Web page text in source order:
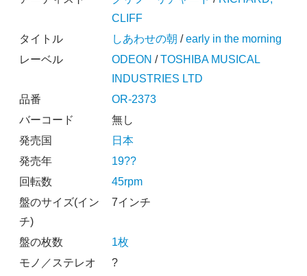
CLIFF
タイトル
しあわせの朝 /early in the morning
レーベル
ODEON /TOSHIBA MUSICAL
INDUSTRIES LTD
品番
OR-2373
バーコード
無し
発売国
日本
発売年
19??
回転数
45rpm
盤のサイズ(イン
チ)
7インチ
盤の枚数
1枚
モノ／ステレオ
?